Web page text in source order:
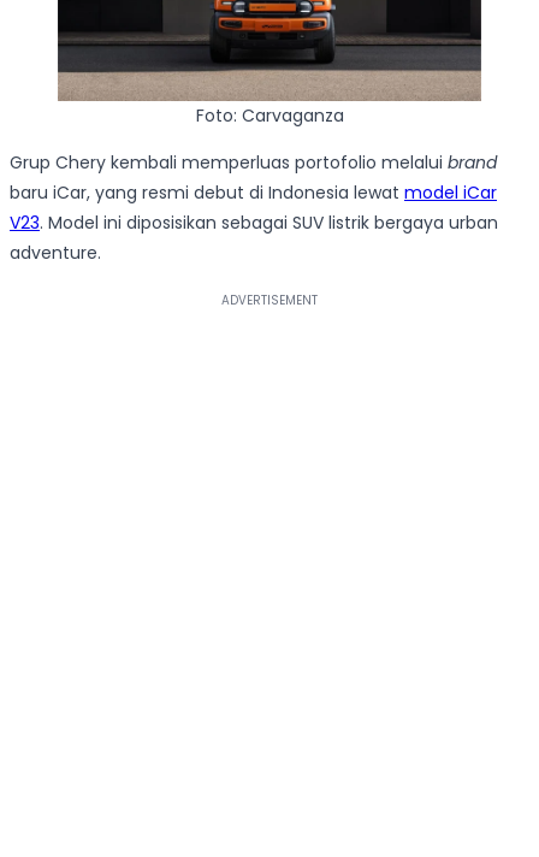
Foto: Carvaganza
Grup Chery kembali memperluas portofolio melalui brand
baru iCar, yang resmi debut di Indonesia lewat model iCar
V23. Model ini diposisikan sebagai SUV listrik bergaya urban
adventure.